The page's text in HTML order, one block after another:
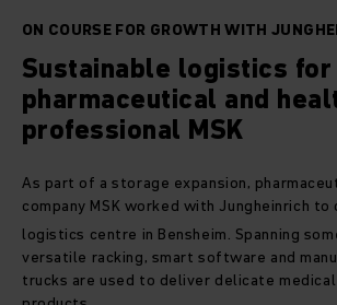
ON COURSE FOR GROWTH WITH
Sustainable logistics for
pharmaceutical and
professional MSK
As part of a storage expansion,
company MSK worked with Jungheinrich
logistics centre in Bensheim. Spanning
versatile racking, smart software and
trucks are used to deliver delicate